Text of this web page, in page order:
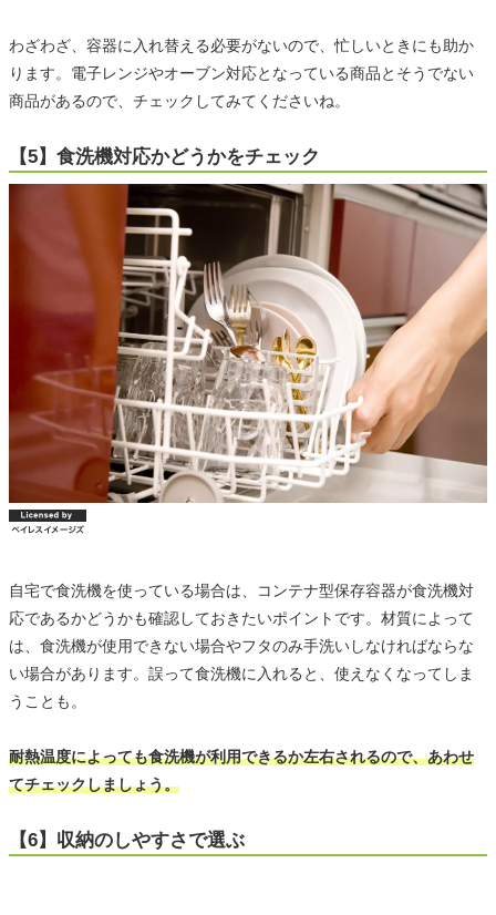
わざわざ、容器に入れ替える必要がないので、忙しいときにも助か
ります。電子レンジやオーブン対応となっている商品とそうでない
商品があるので、チェックしてみてくださいね。
【5】食洗機対応かどうかをチェック
自宅で食洗機を使っている場合は、コンテナ型保存容器が食洗機対
応であるかどうかも確認しておきたいポイントです。材質によって
は、食洗機が使用できない場合やフタのみ手洗いしなければならな
い場合があります。誤って食洗機に入れると、使えなくなってしま
うことも。
耐熱温度によっても食洗機が利用できるか左右されるので、あわせ
てチェックしましょう。
【6】収納のしやすさで選ぶ